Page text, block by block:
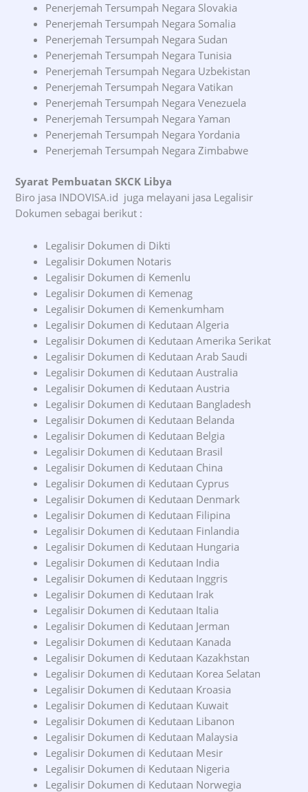
Penerjemah Tersumpah Negara Slovakia
Penerjemah Tersumpah Negara Somalia
Penerjemah Tersumpah Negara Sudan
Penerjemah Tersumpah Negara Tunisia
Penerjemah Tersumpah Negara Uzbekistan
Penerjemah Tersumpah Negara Vatikan
Penerjemah Tersumpah Negara Venezuela
Penerjemah Tersumpah Negara Yaman
Penerjemah Tersumpah Negara Yordania
Penerjemah Tersumpah Negara Zimbabwe
Syarat Pembuatan SKCK Libya
Biro jasa INDOVISA.id juga melayani jasa Legalisir
Dokumen sebagai berikut :
Legalisir Dokumen di Dikti
Legalisir Dokumen Notaris
Legalisir Dokumen di Kemenlu
Legalisir Dokumen di Kemenag
Legalisir Dokumen di Kemenkumham
Legalisir Dokumen di Kedutaan Algeria
Legalisir Dokumen di Kedutaan Amerika Serikat
Legalisir Dokumen di Kedutaan Arab Saudi
Legalisir Dokumen di Kedutaan Australia
Legalisir Dokumen di Kedutaan Austria
Legalisir Dokumen di Kedutaan Bangladesh
Legalisir Dokumen di Kedutaan Belanda
Legalisir Dokumen di Kedutaan Belgia
Legalisir Dokumen di Kedutaan Brasil
Legalisir Dokumen di Kedutaan China
Legalisir Dokumen di Kedutaan Cyprus
Legalisir Dokumen di Kedutaan Denmark
Legalisir Dokumen di Kedutaan Filipina
Legalisir Dokumen di Kedutaan Finlandia
Legalisir Dokumen di Kedutaan Hungaria
Legalisir Dokumen di Kedutaan India
Legalisir Dokumen di Kedutaan Inggris
Legalisir Dokumen di Kedutaan Irak
Legalisir Dokumen di Kedutaan Italia
Legalisir Dokumen di Kedutaan Jerman
Legalisir Dokumen di Kedutaan Kanada
Legalisir Dokumen di Kedutaan Kazakhstan
Legalisir Dokumen di Kedutaan Korea Selatan
Legalisir Dokumen di Kedutaan Kroasia
Legalisir Dokumen di Kedutaan Kuwait
Legalisir Dokumen di Kedutaan Libanon
Legalisir Dokumen di Kedutaan Malaysia
Legalisir Dokumen di Kedutaan Mesir
Legalisir Dokumen di Kedutaan Nigeria
Legalisir Dokumen di Kedutaan Norwegia